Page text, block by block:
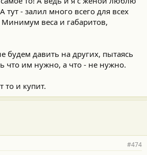
тут - залил много всего для всех
веса и габаритов,
будем давить на других, пытаясь
что им нужно, а что - не нужно.
то и купит.
#474